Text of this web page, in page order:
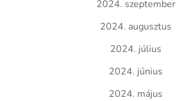
2024. szeptember
2024. augusztus
2024. július
2024. június
2024. május